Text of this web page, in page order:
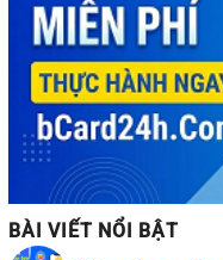
BÀI VIẾT NỔI BẬT